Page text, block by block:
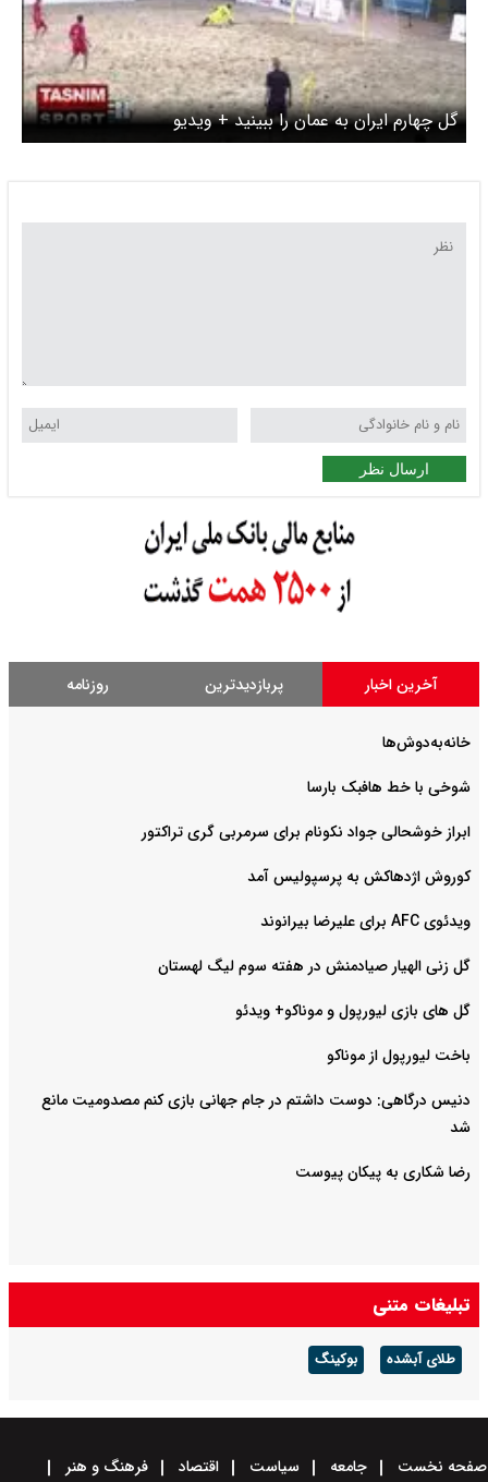
گل چهارم ایران به عمان را ببینید + ویدیو
ارسال نظر
آخرین اخبار پربازدیدترین روزنامه
خانه‌به‌دوش‌ها
شوخی با خط هافبک بارسا
ابراز خوشحالی جواد نکونام برای سرمربی گری تراکتور
کوروش اژدهاکش به پرسپولیس آمد
ویدئوی AFC برای علیرضا بیرانوند
گل زنی الهیار صیادمنش در هفته سوم لیگ لهستان
گل های بازی لیورپول و موناکو+ ویدئو
باخت لیورپول از موناکو
دنیس درگاهی: دوست داشتم در جام جهانی بازی کنم مصدومیت مانع
شد
رضا شکاری به پیکان پیوست
تبلیغات متنی
طلای آبشده بوکینگ
صفحه نخست جامعه سیاست اقتصاد فرهنگ و هنر